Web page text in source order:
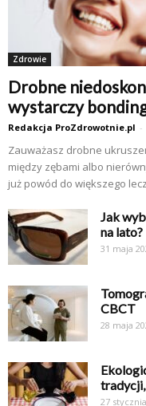
Zdrowie
Drobne
wystarczy
Redakcja ProZdrowotnie.pl -
Zauważasz drobne
między zębami albo
już powód do większego
Jak
na lato?
31 maja
CBCT
28 maja
27